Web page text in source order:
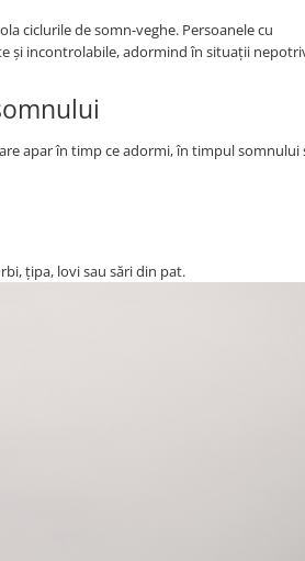
ciclurile de somn-veghe. Persoanele cu
și incontrolabile, adormind în situații
apar în timp ce adormi, în timpul somnului
țipa, lovi sau sări din pat.